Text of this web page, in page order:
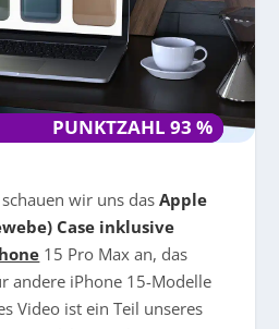
PUNKTZAHL 93 %
PUNKTZAHL 93 %
wir uns dasApple
Case inklusive
15 Pro Max an, das
andere iPhone 15-Modelle
Video ist ein Teil unseres